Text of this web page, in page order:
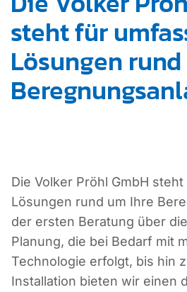
steht für
Lösungen
Die Volker Pröhl GmbH
Lösungen rund um Ihre
der ersten Beratung über
Planung, die bei Bedarf mit
Technologie erfolgt, bis hin
Installation bieten wir einen